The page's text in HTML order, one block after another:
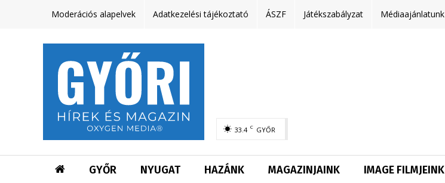
Moderációs alapelvek Adatkezelési tájékoztató ÁSZF Játékszabályzat Médiaajánlatunk
33.4 C GYŐR
GYŐR NYUGAT HAZÁNK MAGAZINJAINK IMAGE FILMJEINK